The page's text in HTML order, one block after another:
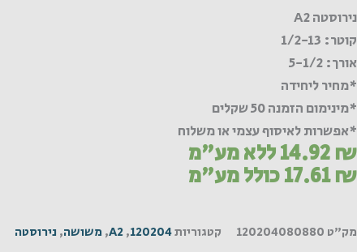
נירוסטה A2
קוטר: 1/2-13
אורך: 5-1/2
*מחיר ליחידה
*מינימום הזמנה 50 שקלים
*אפשרות לאיסוף עצמי או משלוח
14.92₪ ללא מע"מ
17.61₪ כולל מע"מ
מק"ט 120204080880 קטגוריות120204
,
A2
, משושה, נירוסטה